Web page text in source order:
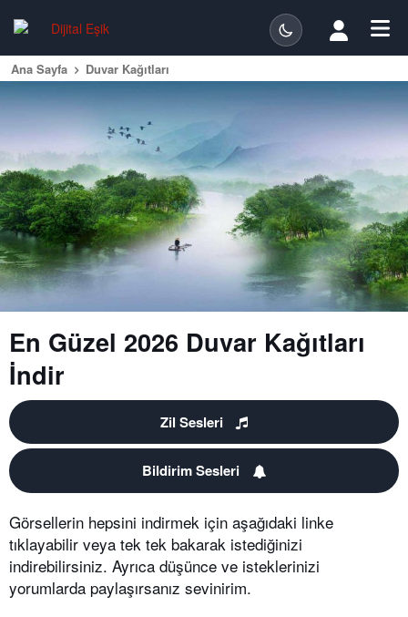
Ana Sayfa Duvar Kağıtları
En Güzel 2026 Duvar Kağıtları
İndir
Zil Sesleri
Bildirim Sesleri
Görsellerin hepsini indirmek için aşağıdaki linke
tıklayabilir veya tek tek bakarak istediğinizi
indirebilirsiniz. Ayrıca düşünce ve isteklerinizi
yorumlarda paylaşırsanız sevinirim.